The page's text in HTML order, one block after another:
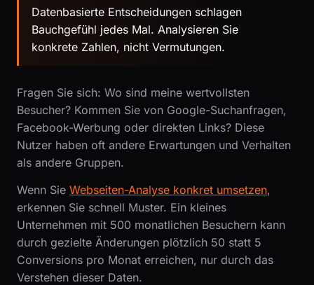
Datenbasierte Entscheidungen schlagen
Bauchgefühl jedes Mal. Analysieren Sie
konkrete Zahlen, nicht Vermutungen.
Fragen Sie sich: Wo sind meine wertvollsten
Besucher? Kommen Sie von Google-Suchanfragen,
Facebook-Werbung oder direkten Links? Diese
Nutzer haben oft andere Erwartungen und Verhalten
als andere Gruppen.
Wenn Sie Webseiten-Analyse konkret umsetzen,
erkennen Sie schnell Muster. Ein kleines
Unternehmen mit 500 monatlichen Besuchern kann
durch gezielte Änderungen plötzlich 50 statt 5
Conversions pro Monat erreichen, nur durch das
Verstehen dieser Daten.